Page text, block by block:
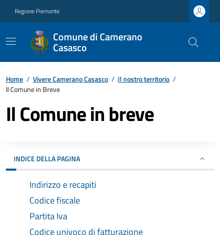
Regione Piemonte
Comune di Camerano
Casasco
Home / Vivere Camerano Casasco / Il nostro territorio /
Il Comune in Breve
Il Comune in breve
INDICE DELLA PAGINA
Indirizzo e recapiti
Codice fiscale
Partita Iva
Codice univoco di fatturazione